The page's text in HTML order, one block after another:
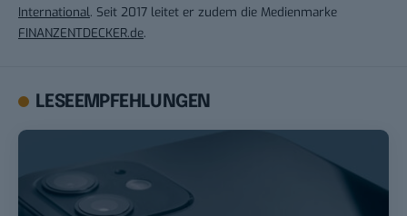
International. Seit 2017 leitet er zudem die Medienmarke
FINANZENTDECKER.de.
LESEEMPFEHLUNGEN